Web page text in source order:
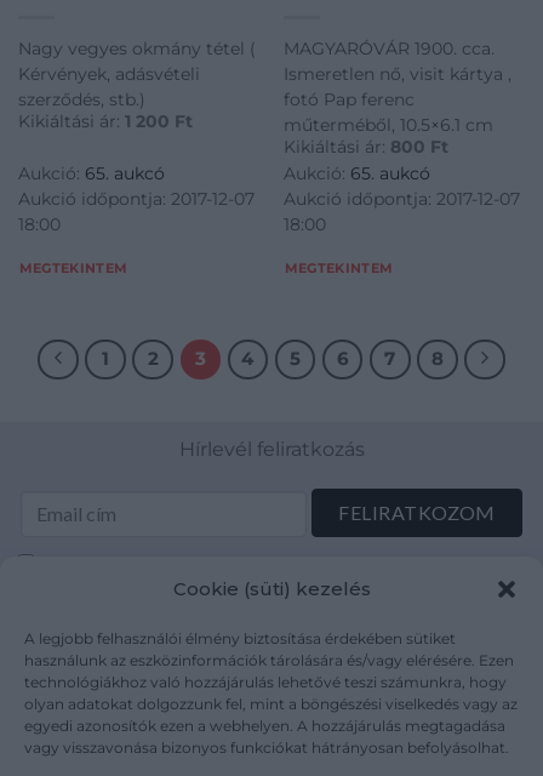
Cookie (süti) kezelés
A legjobb felhasználói élmény biztosítása érdekében sütiket
használunk az eszközinformációk tárolására és/vagy elérésére. Ezen
technológiákhoz való hozzájárulás lehetővé teszi számunkra, hogy
olyan adatokat dolgozzunk fel, mint a böngészési viselkedés vagy az
egyedi azonosítók ezen a webhelyen. A hozzájárulás megtagadása
vagy visszavonása bizonyos funkciókat hátrányosan befolyásolhat.
Nagy vegyes okmány tétel (
Kérvények, adásvételi
szerződés, stb.)
Kikiáltási ár: 1 200 Ft
Aukció: 65. aukcó
Aukció időpontja: 2017-12-07
18:00
MEGTEKINTEM
MAGYARÓVÁR 1900. cca.
Ismeretlen nő, visit kártya ,
fotó Pap ferenc
műterméből, 10.5×6.1 cm
Kikiáltási ár: 800 Ft
Aukció: 65. aukcó
Aukció időpontja: 2017-12-07
18:00
MEGTEKINTEM
1 2 3 4 5 6 7 8
Hírlevél feliratkozás
mutargy.com/adatkezelesi-tajekoztato/
Rólunk
Médiaajánlat
Karrier
Kapcsolat
Áraink
ÁSZF
Adatvédelem
Impresszum